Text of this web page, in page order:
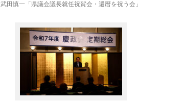
武田慎一「県議会議長就任祝賀会・還暦を祝う会」